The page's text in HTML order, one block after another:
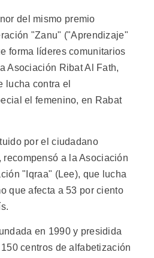
del mismo premio
"Zanu" ("Aprendizaje"
forma líderes comunitarios
Asociación Ribat Al Fath,
lucha contra el
el femenino, en Rabat
por el ciudadano
a la Asociación
"Iqraa" (Lee), que lucha
que afecta a 53 por ciento
en 1990 y presidida
centros de alfabetización